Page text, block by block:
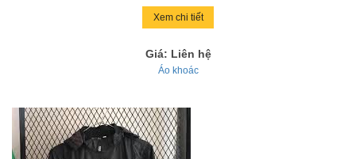
Xem chi tiết
Giá: Liên hệ
Áo khoác